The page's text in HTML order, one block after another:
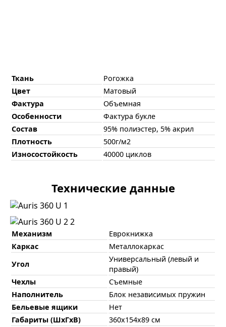
Ткань
Рогожка
Цвет
Матовый
Фактура
Объемная
Особенности
Фактура букле
Состав
95% полиэстер, 5% акрил
Плотность
500г/м2
Износостойкость
40000 циклов
Технические данные
Механизм
Еврокнижка
Каркас
Металлокаркас
Угол
Универсальный (левый и
правый)
Чехлы
Съемные
Наполнитель
Блок независимых пружин
Бельевые ящики
Нет
Габариты (ШхГхВ)
360х154х89 см